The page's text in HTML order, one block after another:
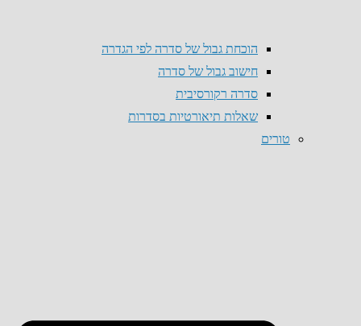
הוכחת גבול של סדרה לפי הגדרה
חישוב גבול של סדרה
סדרה רקורסיבית
שאלות תיאורטיות בסדרות
טורים